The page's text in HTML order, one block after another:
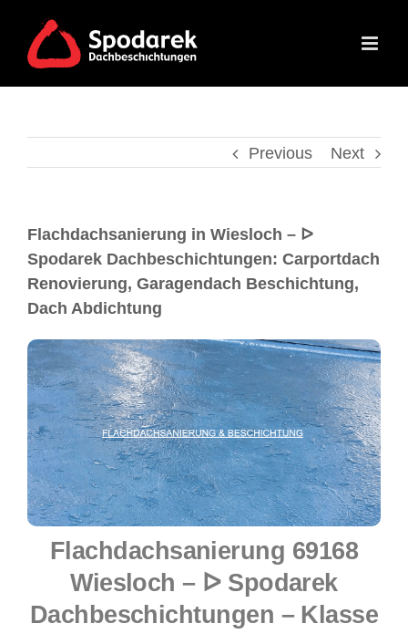
Previous Next
Flachdachsanierung in Wiesloch – ᐅ
Spodarek Dachbeschichtungen: Carportdach
Renovierung, Garagendach Beschichtung,
Dach Abdichtung
Flachdachsanierung 69168
Wiesloch – ᐅ Spodarek
Dachbeschichtungen – Klasse